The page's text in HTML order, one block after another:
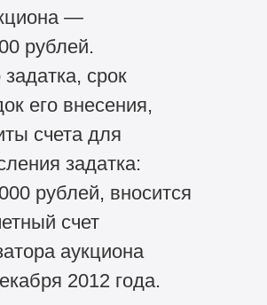
—
рублей.
срок
его внесения,
счета для
задатка:
рублей, вносится
счет
аукциона
2012 года.